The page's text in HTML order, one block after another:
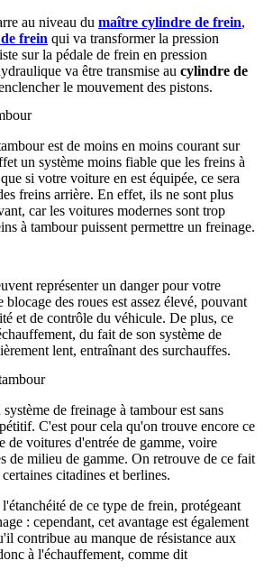
au niveau du maître cylindre de frein,
frein qui va transformer la pression
sur la pédale de frein en pression
va être transmise au cylindre de
le mouvement des pistons.
est de moins en moins courant sur
un système moins fiable que les freins à
si votre voiture en est équipée, ce sera
freins arrière. En effet, ils ne sont plus
car les voitures modernes sont trop
à tambour puissent permettre un freinage.
représenter un danger pour votre
blocage des roues est assez élevé, pouvant
et de contrôle du véhicule. De plus, ce
du fait de son système de
lent, entraînant des surchauffes.
de freinage à tambour est sans
C'est pour cela qu'on trouve encore ce
de voitures d'entrée de gamme, voire
de milieu de gamme. On retrouve de ce fait
citadines et berlines.
de ce type de frein, protégeant
: cependant, cet avantage est également
contribue au manque de résistance aux
à l'échauffement, comme dit